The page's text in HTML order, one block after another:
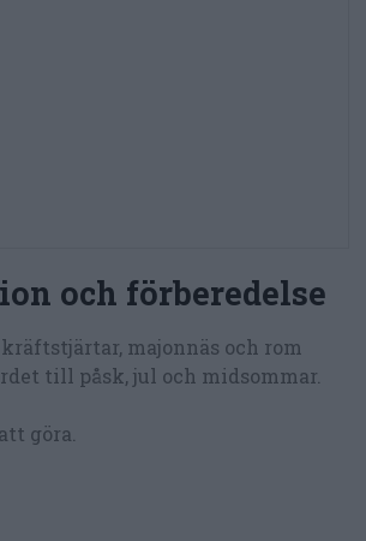
och förberedelse
majonnäs och rom
till påsk, jul och midsommar.
göra.